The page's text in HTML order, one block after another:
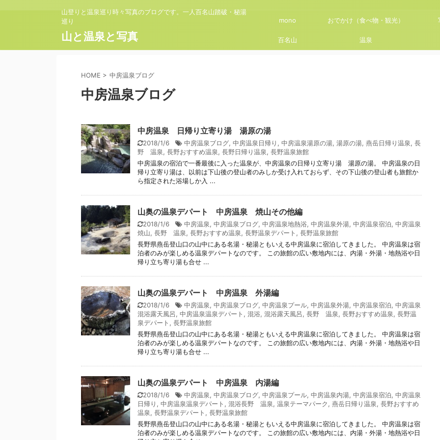
山登りと温泉巡り時々写真のブログです。一人百名山踏破・秘湯
巡り
山と温泉と写真
mono おでかけ（食べ物・観光）
百名山 温泉
HOME > 中房温泉ブログ
中房温泉ブログ
中房温泉 日帰り立寄り湯 湯原の湯
2018/1/6 中房温泉ブログ, 中房温泉日帰り , 中房温泉湯原の湯, 湯原の湯, 燕岳日帰り温泉, 長
野 温泉, 長野おすすめ温泉, 長野日帰り温泉, 長野温泉旅館
中房温泉の宿泊で一番最後に入った温泉が、中房温泉の日帰り立寄り湯 湯原の湯。 中房温泉の日
帰り立寄り湯は、以前は下山後の登山者のみしか受け入れておらず、その下山後の登山者も旅館か
ら指定された浴場しか入 ...
山奥の温泉デパート 中房温泉 焼山その他編
2018/1/6 中房温泉, 中房温泉ブログ, 中房温泉地熱浴, 中房温泉外湯, 中房温泉宿泊, 中房温泉
焼山, 長野 温泉, 長野おすすめ温泉, 長野温泉デパート , 長野温泉旅館
長野県燕岳登山口の山中にある名湯・秘湯ともいえる中房温泉に宿泊してきました。 中房温泉は宿
泊者のみが楽しめる温泉デパートなのです。 この旅館の広い敷地内には、内湯・外湯・地熱浴や日
帰り立ち寄り湯も合せ ...
山奥の温泉デパート 中房温泉 外湯編
2018/1/6 中房温泉, 中房温泉ブログ, 中房温泉プール, 中房温泉外湯, 中房温泉宿泊, 中房温泉
混浴露天風呂, 中房温泉温泉デパート , 混浴, 混浴露天風呂, 長野 温泉, 長野おすすめ温泉, 長野温
泉デパート , 長野温泉旅館
長野県燕岳登山口の山中にある名湯・秘湯ともいえる中房温泉に宿泊してきました。 中房温泉は宿
泊者のみが楽しめる温泉デパートなのです。 この旅館の広い敷地内には、内湯・外湯・地熱浴や日
帰り立ち寄り湯も合せ ...
山奥の温泉デパート 中房温泉 内湯編
2018/1/6 中房温泉, 中房温泉ブログ, 中房温泉プール, 中房温泉内湯, 中房温泉宿泊, 中房温泉
日帰り , 中房温泉温泉デパート , 混浴長野 温泉, 温泉テーマパーク, 燕岳日帰り温泉, 長野おすすめ
温泉, 長野温泉デパート , 長野温泉旅館
長野県燕岳登山口の山中にある名湯・秘湯ともいえる中房温泉に宿泊してきました。 中房温泉は宿
泊者のみが楽しめる温泉デパートなのです。 この旅館の広い敷地内には、内湯・外湯・地熱浴や日